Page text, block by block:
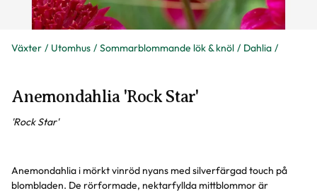
Växter Utomhus Sommarblommande lök & knöl Dahlia
Anemondahlia 'Rock Star'
'Rock Star'
Anemondahlia i mörkt vinröd nyans med silverfärgad touch på
blombladen. De rörformade, nektarfyllda mittblommor är